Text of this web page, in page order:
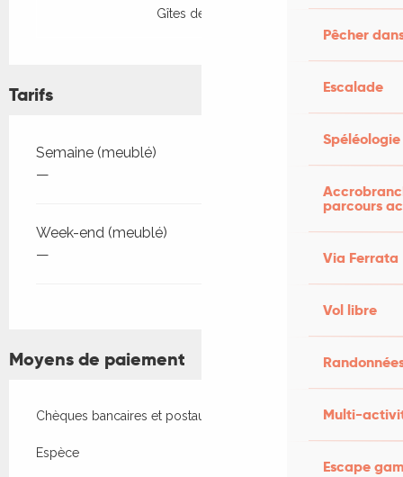
Pêcher
Escalade
Spéléologie
parcours
Via Ferrata
Vol libre
Multi-
Escape
Gîtes de France
Tarifs
Tarifs 2026
Semaine (meublé)
—
Week-end (meublé)
—
Moyens de paiement
Chèques bancaires et postaux
Espèce